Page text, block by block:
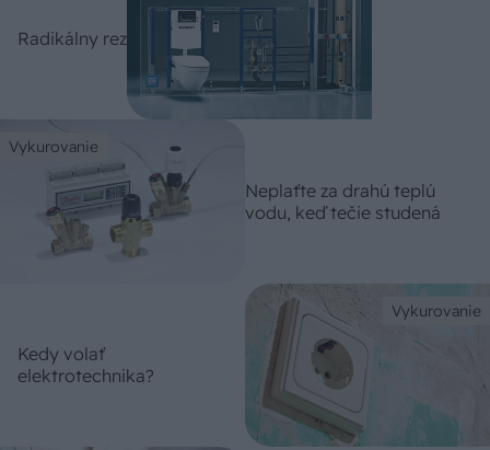
Radikálny rez
Vykurovanie
Neplaťte za drahú teplú
vodu, keď tečie studená
Vykurovanie
Kedy volať
elektrotechnika?